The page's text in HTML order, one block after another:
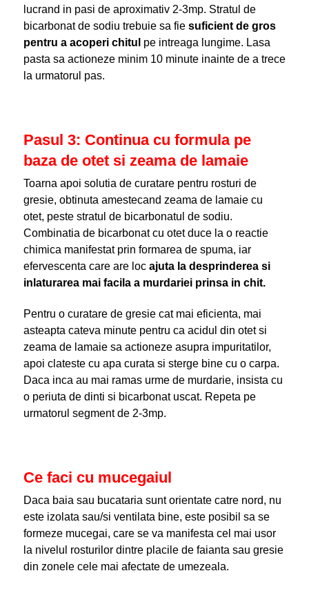
lucrand in pasi de aproximativ 2-3mp. Stratul de
bicarbonat de sodiu trebuie sa fie suficient de gros
pentru a acoperi chitul pe intreaga lungime. Lasa
pasta sa actioneze minim 10 minute inainte de a trece
la urmatorul pas.
Pasul 3: Continua cu formula pe
baza de otet si zeama de lamaie
Toarna apoi solutia de curatare pentru rosturi de
gresie, obtinuta amestecand zeama de lamaie cu
otet, peste stratul de bicarbonatul de sodiu.
Combinatia de bicarbonat cu otet duce la o reactie
chimica manifestat prin formarea de spuma, iar
efervescenta care are loc ajuta la desprinderea si
inlaturarea mai facila a murdariei prinsa in chit.
Pentru o curatare de gresie cat mai eficienta, mai
asteapta cateva minute pentru ca acidul din otet si
zeama de lamaie sa actioneze asupra impuritatilor,
apoi clateste cu apa curata si sterge bine cu o carpa.
Daca inca au mai ramas urme de murdarie, insista cu
o periuta de dinti si bicarbonat uscat. Repeta pe
urmatorul segment de 2-3mp.
Ce faci cu mucegaiul
Daca baia sau bucataria sunt orientate catre nord, nu
este izolata sau/si ventilata bine, este posibil sa se
formeze mucegai, care se va manifesta cel mai usor
la nivelul rosturilor dintre placile de faianta sau gresie
din zonele cele mai afectate de umezeala.